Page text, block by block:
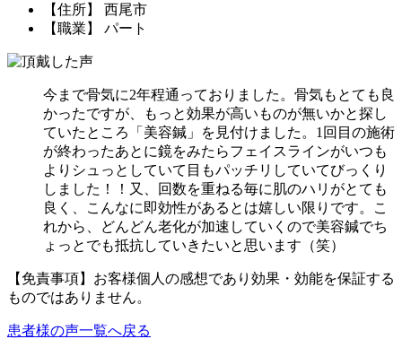
【住所】 西尾市
【職業】 パート
今まで骨気に2年程通っておりました。骨気もとても良
かったですが、もっと効果が高いものが無いかと探し
ていたところ「美容鍼」を見付けました。1回目の施術
が終わったあとに鏡をみたらフェイスラインがいつも
よりシュっとしていて目もパッチリしていてびっくり
しました！！又、回数を重ねる毎に肌のハリがとても
良く、こんなに即効性があるとは嬉しい限りです。こ
れから、どんどん老化が加速していくので美容鍼でち
ょっとでも抵抗していきたいと思います（笑）
【免責事項】お客様個人の感想であり効果・効能を保証する
ものではありません。
患者様の声一覧へ戻る